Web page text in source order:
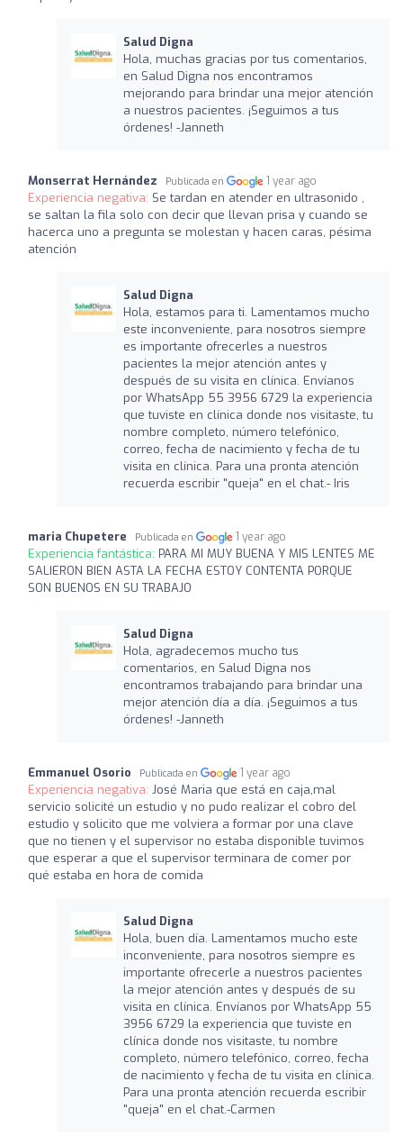
Salud Digna
Hola, muchas gracias por tus comentarios,
en Salud Digna nos encontramos
mejorando para brindar una mejor atención
a nuestros pacientes. ¡Seguimos a tus
órdenes! -Janneth
Monserrat Hernández Publicada en 1 year ago
Experiencia negativa: Se tardan en atender en ultrasonido ,
se saltan la fila solo con decir que llevan prisa y cuando se
hacerca uno a pregunta se molestan y hacen caras, pésima
atención
Salud Digna
Hola, estamos para ti. Lamentamos mucho
este inconveniente, para nosotros siempre
es importante ofrecerles a nuestros
pacientes la mejor atención antes y
después de su visita en clínica. Envíanos
por WhatsApp 55 3956 6729 la experiencia
que tuviste en clínica donde nos visitaste, tu
nombre completo, número telefónico,
correo, fecha de nacimiento y fecha de tu
visita en clínica. Para una pronta atención
recuerda escribir "queja" en el chat.- Iris
maria Chupetere Publicada en 1 year ago
Experiencia fantástica: PARA MI MUY BUENA Y MIS LENTES ME
SALIERON BIEN ASTA LA FECHA ESTOY CONTENTA PORQUE
SON BUENOS EN SU TRABAJO
Salud Digna
Hola, agradecemos mucho tus
comentarios, en Salud Digna nos
encontramos trabajando para brindar una
mejor atención día a día. ¡Seguimos a tus
órdenes! -Janneth
Emmanuel Osorio Publicada en 1 year ago
Experiencia negativa: José Maria que está en caja,mal
servicio solicité un estudio y no pudo realizar el cobro del
estudio y solicito que me volviera a formar por una clave
que no tienen y el supervisor no estaba disponible tuvimos
que esperar a que el supervisor terminara de comer por
qué estaba en hora de comida
Salud Digna
Hola, buen día. Lamentamos mucho este
inconveniente, para nosotros siempre es
importante ofrecerle a nuestros pacientes
la mejor atención antes y después de su
visita en clínica. Envíanos por WhatsApp 55
3956 6729 la experiencia que tuviste en
clínica donde nos visitaste, tu nombre
completo, número telefónico, correo, fecha
de nacimiento y fecha de tu visita en clínica.
Para una pronta atención recuerda escribir
"queja" en el chat.-Carmen